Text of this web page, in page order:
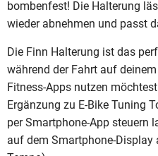
bombenfest! Die Halterung
wieder abnehmen und passt
Die Finn Halterung ist das
während der Fahrt auf
Fitness-Apps nutzen
Ergänzung zu E-Bike Tuning
per Smartphone-App steuern
auf dem Smartphone-Display